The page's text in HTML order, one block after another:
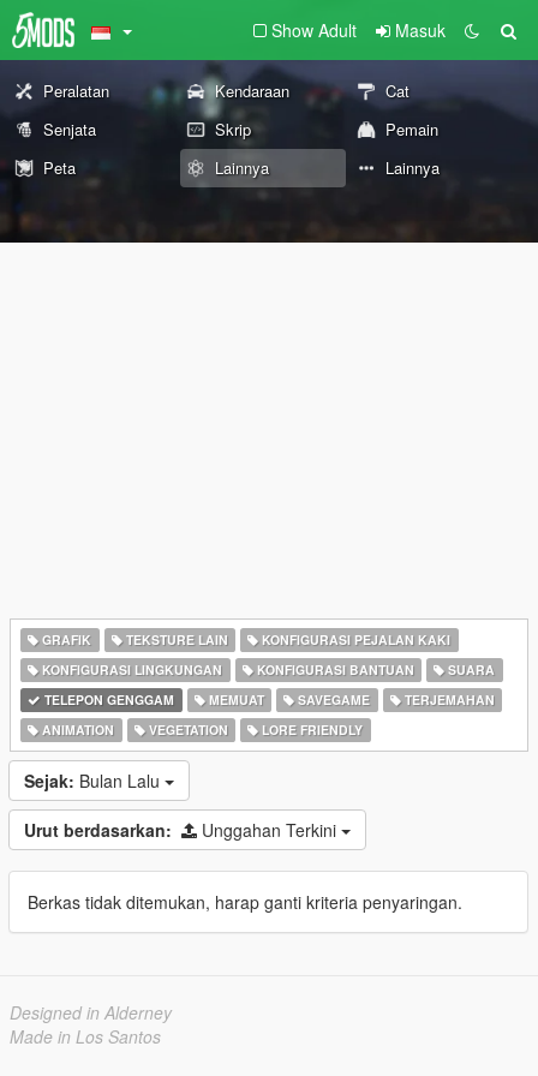
Show Adult Masuk
Peralatan Kendaraan
Cat
Senjata
Skrip
Pemain
Peta
Lainnya Lainnya
GRAFIK TEKSTURE LAIN
KONFIGURASI PEJALAN KAKI
KONFIGURASI LINGKUNGAN
KONFIGURASI BANTUAN
SUARA
TELEPON GENGGAM
MEMUAT SAVEGAME
TERJEMAHAN
ANIMATION
VEGETATION LORE FRIENDLY
Sejak: Bulan Lalu
Urut berdasarkan: Unggahan Terkini
Berkas tidak ditemukan, harap ganti kriteria penyaringan.
Designed in Alderney
Made in Los Santos